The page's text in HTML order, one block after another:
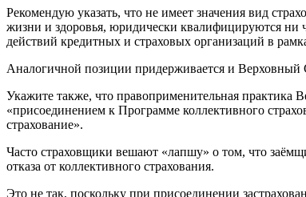
Рекомендую указать, что не имеет значения вид
жизни и здоровья, юридически квалифицируются ни
действий кредитных и страховых организаций в
Аналогичной позиции придерживается и
Укажите также, что правоприменительная практика
«присоединением к Программе коллективного
страхование».
Часто страховщики вешают «лапшу» о том, что
отказа от коллективного страхования.
Это не так, поскольку при присоединении